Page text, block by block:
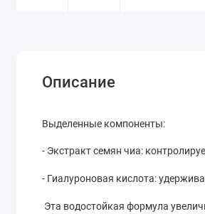
Описание
Выделенные компоненты:
- Экстракт семян чиа:
- Гиалуроновая кислота:
Эта водостойкая формула